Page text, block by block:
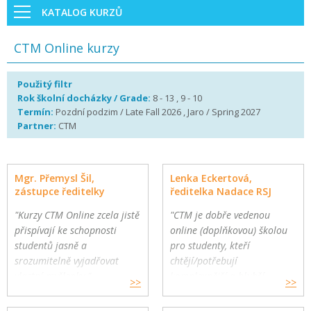
KATALOG KURZŮ
CTM Online kurzy
Použitý filtr
Rok školní docházky / Grade: 8 - 13 , 9 - 10
Termín: Pozdní podzim / Late Fall 2026 , Jaro / Spring 2027
Partner: CTM
Mgr. Přemysl Šil,
zástupce ředitelky
"Kurzy CTM Online zcela jistě
přispívají ke schopnosti
studentů jasně a
srozumitelně vyjadřovat
Gymnázium a Jazyková škola
s právem státní jazykové
>>
Lenka Eckertová,
ředitelka Nadace RSJ
"CTM je dobře vedenou
online (doplňkovou) školou
pro studenty, kteří
chtějí/potřebují
mohou využít CTM Online
>>